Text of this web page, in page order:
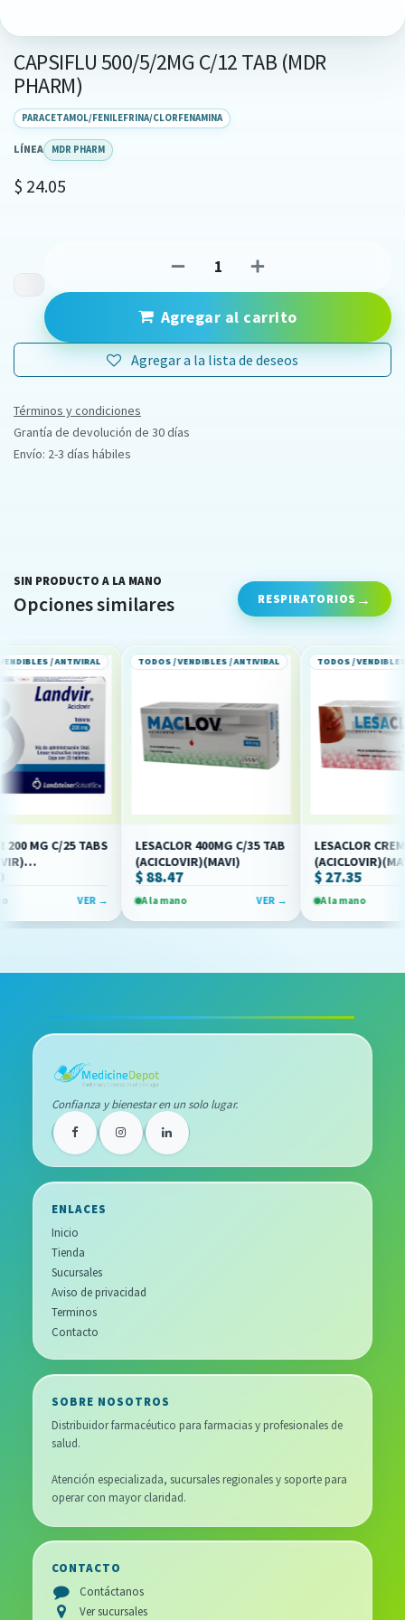
CAPSIFLU 500/5/2MG C/12 TAB (MDR
PHARM)
PARACETAMOL/FENILEFRINA/CLORFENAMINA
LÍNEA MDR PHARM
$ 24.05
Agregar al carrito
Agregar a la lista de deseos
Términos y condiciones
Grantía de devolución de 30 días
Envío: 2-3 días hábiles
SIN PRODUCTO A LA MANO
Opciones similares RESPIRATORIOS
/ ANTIVIRAL
MG C/25 TABS
VER →
TODOS / VENDIBLES / ANTIVIRAL
LESACLOR 400MG C/35 TAB
(ACICLOVIR)(MAVI)
$ 88.47
A la mano VER →
TODOS / VENDIBLES /
LESACLOR CREM C/
(ACICLOVIR)(MAVI)
$ 27.35
A la mano
Confianza y bienestar en un solo lugar.
ENLACES
Inicio
Tienda
Sucursales
Aviso de privacidad
Terminos
Contacto
SOBRE NOSOTROS
Distribuidor farmacéutico para farmacias y profesionales de
salud.
Atención especializada, sucursales regionales y soporte para
operar con mayor claridad.
CONTACTO
Contáctanos
Ver sucursales